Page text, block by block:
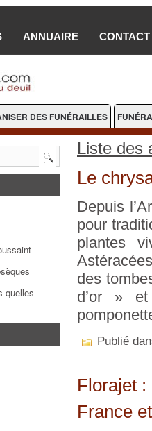
ANNUAIRE CONTACT
DES FUNÉRAILLES
quelles
Liste des
Le
Depuis
pour
plantes
des
d’or »
Publié
Florajet :
France